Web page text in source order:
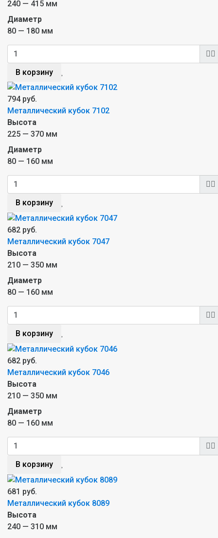
240 — 415 мм
Диаметр
80 — 180 мм
В корзину
794 руб.
Металлический кубок 7102
Высота
225 — 370 мм
Диаметр
80 — 160 мм
В корзину
682 руб.
Металлический кубок 7047
Высота
210 — 350 мм
Диаметр
80 — 160 мм
В корзину
682 руб.
Металлический кубок 7046
Высота
210 — 350 мм
Диаметр
80 — 160 мм
В корзину
681 руб.
Металлический кубок 8089
Высота
240 — 310 мм